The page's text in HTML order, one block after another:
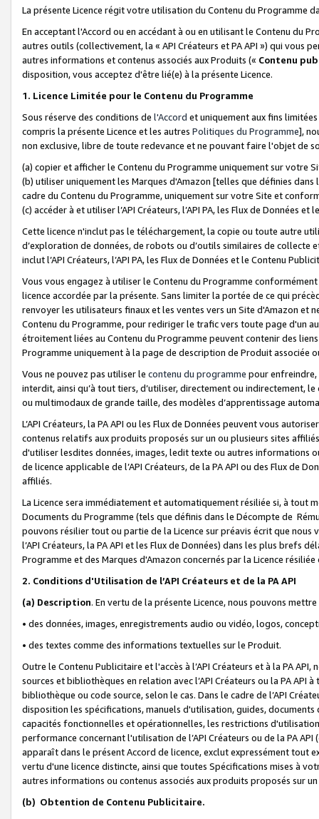
La présente Licence régit votre utilisation du Contenu du Programme
En acceptant l'Accord ou en accédant à ou en utilisant le Contenu du
autres outils (collectivement, la « API Créateurs et PA API ») qui vous
autres informations et contenus associés aux Produits (« Contenu
disposition, vous acceptez d'être lié(e) à la présente Licence.
1. Licence Limitée pour le Contenu du Programme
Sous réserve des conditions de l'Accord et uniquement aux fins
compris la présente Licence et les autres Politiques du Programme],
non exclusive, libre de toute redevance et ne pouvant faire l'objet de
(a) copier et afficher le Contenu du Programme uniquement sur votre
(b) utiliser uniquement les Marques d'Amazon [telles que définies dans
cadre du Contenu du Programme, uniquement sur votre Site et
(c) accéder à et utiliser l’API Créateurs, l’API PA, les Flux de Données
Cette licence n'inclut pas le téléchargement, la copie ou toute autre
d’exploration de données, de robots ou d’outils similaires de
inclut l’API Créateurs, l’API PA, les Flux de Données et le Contenu
Vous vous engagez à utiliser le Contenu du Programme
licence accordée par la présente. Sans limiter la portée de ce qui
renvoyer les utilisateurs finaux et les ventes vers un Site d'Amazon et
Contenu du Programme, pour rediriger le trafic vers toute page d'un
étroitement liées au Contenu du Programme peuvent contenir des
Programme uniquement à la page de description de Produit associée
Vous ne pouvez pas utiliser le contenu du programme pour
interdit, ainsi qu’à tout tiers, d’utiliser, directement ou indirectement,
ou multimodaux de grande taille, des modèles d’apprentissage
L’API Créateurs, la PA API ou les Flux de Données peuvent vous
contenus relatifs aux produits proposés sur un ou plusieurs sites
d'utiliser lesdites données, images, ledit texte ou autres informations
de licence applicable de l’API Créateurs, de la PA API ou des Flux de
affiliés.
La Licence sera immédiatement et automatiquement résiliée si, à
Documents du Programme (tels que définis dans le Décompte de
pouvons résilier tout ou partie de la Licence sur préavis écrit que
l’API Créateurs, la PA API et les Flux de Données) dans les plus
Programme et des Marques d'Amazon concernés par la Licence
2. Conditions d'Utilisation de l’API Créateurs et de la PA API
(a) Description. En vertu de la présente Licence, nous pouvons
• des données, images, enregistrements audio ou vidéo, logos,
• des textes comme des informations textuelles sur le Produit.
Outre le Contenu Publicitaire et l'accès à l’API Créateurs et à la PA
sources et bibliothèques en relation avec l’API Créateurs ou la PA
bibliothèque ou code source, selon le cas. Dans le cadre de l’API
disposition les spécifications, manuels d'utilisation, guides,
capacités fonctionnelles et opérationnelles, les restrictions
performance concernant l'utilisation de l’API Créateurs ou de la PA
apparaît dans le présent Accord de licence, exclut expressément tout
vertu d'une licence distincte, ainsi que toutes Spécifications mises à
autres informations ou contenus associés aux produits proposés sur
(b) Obtention de Contenu Publicitaire.